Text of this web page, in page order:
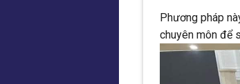
Phương pháp
chuyên môn để